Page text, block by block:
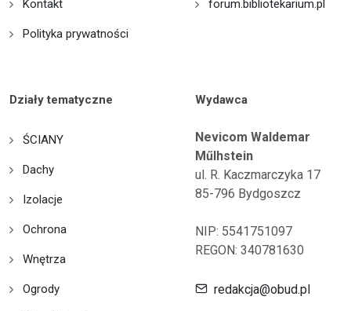
Kontakt
Polityka prywatności
forum.bibliotekarium.pl
Działy tematyczne
ŚCIANY
Dachy
Izolacje
Ochrona
Wnętrza
Ogrody
Wydawca
Nevicom Waldemar
Műlhstein
ul. R. Kaczmarczyka 17
85-796 Bydgoszcz
NIP: 5541751097
REGON: 340781630
redakcja@obud.pl